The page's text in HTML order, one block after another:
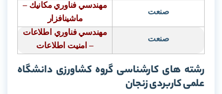
صنعت
مهندسي فناوري مكانيك –
ماشينافزار
صنعت
مهندسي فناوري اطلاعات
– امنيت اطلاعات
رشته های کارشناسی گروه کشاورزی دانشگاه
علمی کاربردی زنجان